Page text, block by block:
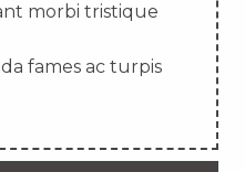
morbi tristique
fames ac turpis